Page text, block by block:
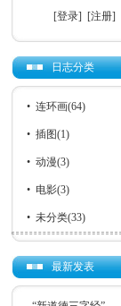
[登录] [注册]
日志分类
• 连环画(64)
• 插图(1)
• 动漫(3)
• 电影(3)
• 未分类(33)
最新发表